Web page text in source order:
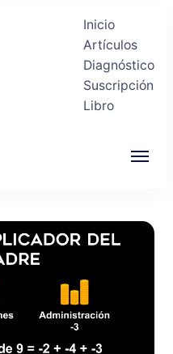
Operativo
Inicio
Artículos
Diagnóstico
Suscripción
Libro